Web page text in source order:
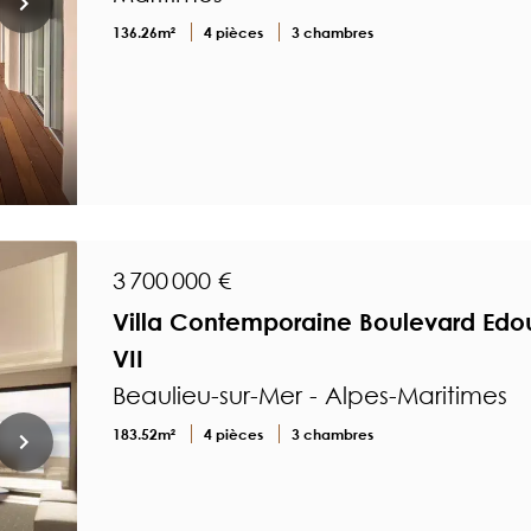
136.26m² 4 pièces 3 chambres
3 700 000 €
Villa Contemporaine Boulevard
VII
Beaulieu-sur-Mer - Alpes-Maritimes
183.52m² 4 pièces 3 chambres